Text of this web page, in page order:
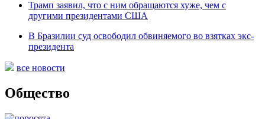
Трамп заявил, что с ним обращаются хуже, чем с
другими президентами США
В Бразилии суд освободил обвиняемого во взятках экс-
президента
все новости
Общество